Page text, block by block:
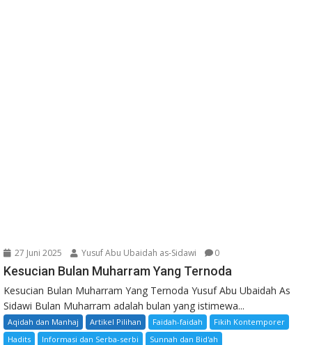
27 Juni 2025 Yusuf Abu Ubaidah as-Sidawi 0
Kesucian Bulan Muharram Yang Ternoda
Kesucian Bulan Muharram Yang Ternoda Yusuf Abu Ubaidah As
Sidawi Bulan Muharram adalah bulan yang istimewa...
Aqidah dan Manhaj Artikel Pilihan Faidah-faidah
Fikih Kontemporer
Hadits
Informasi dan Serba-serbi Sunnah dan Bid'ah